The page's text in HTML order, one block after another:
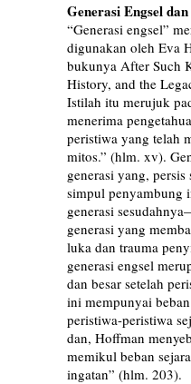
Generasi Engsel
“Generasi engsel”
digunakan oleh Eva
bukunya After Such
History, and the
Istilah itu merujuk
menerima
peristiwa yang telah
mitos.” (hlm. xv).
generasi yang,
simpul penyambung
generasi
generasi yang
luka dan trauma
generasi engsel
dan besar setelah
ini mempunyai
peristiwa-peristiwa
dan, Hoffman
memikul beban
ingatan” (hlm. 203).